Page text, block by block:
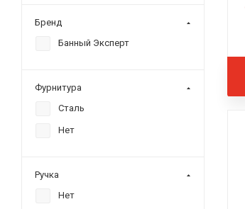
Бренд
Банный Эксперт
Фурнитура
Сталь
Нет
Ручка
Нет